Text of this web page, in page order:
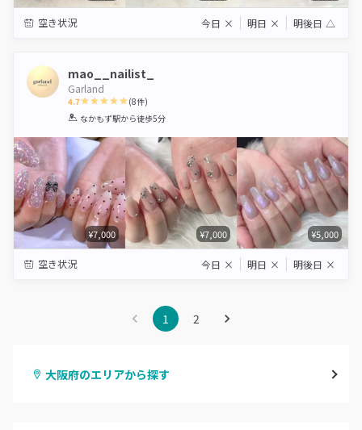
空き状況 今日 × 明日 × 明後日 △
mao__nailist_
Garland
4.7
1 2 3 4 5
(8件)
なかもず駅から徒歩5分
¥7,000 ¥7,000 ¥5,000
空き状況 今日 × 明日 × 明後日 ×
1 2
大阪府のエリアから探す